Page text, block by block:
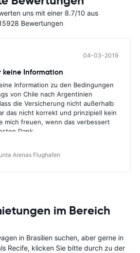
uns mit einer 8.7/10 aus
Bewertungen
04-03-2019
keine Information
Information zu den Bedingungen
von Chile nach Argentinien
die Versicherung nicht außerhalb
das nicht korrekt und prinzipiell kein
mich freuen, wenn das verbessert
Dank.
Arenas Flughafen
im Bereich
in Brasilien suchen, aber gerne in
Recife, klicken Sie bitte durch zu der